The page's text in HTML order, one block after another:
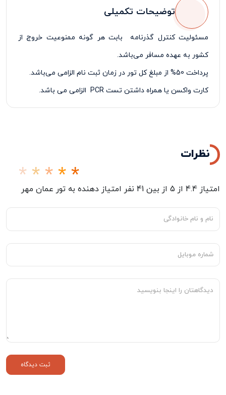
توضیحات تکمیلی
مسئولیت کنترل گذرنامه بابت هر گونه ممنوعیت خروج از
کشور به عهده مسافر می‌باشد.
پرداخت 50% از مبلغ کل تور در زمان ثبت نام الزامی می‌باشد.
کارت واکسن یا همراه داشتن تست PCR الزامی می باشد.
نظرات
امتیاز 4.4 از 5 از بین 41 نفر امتیاز دهنده به تور عمان مهر